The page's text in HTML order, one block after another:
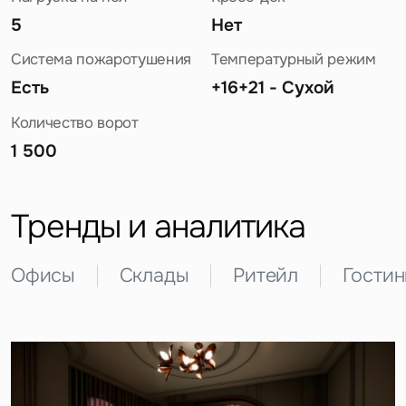
5 Нет
Система пожаротушения
Есть
Температурный режим
+16+21 - Сухой
Количество ворот
1 500
Тренды и аналитика
Офисы Склады Ритейл
Предложение
Это обязательное поле